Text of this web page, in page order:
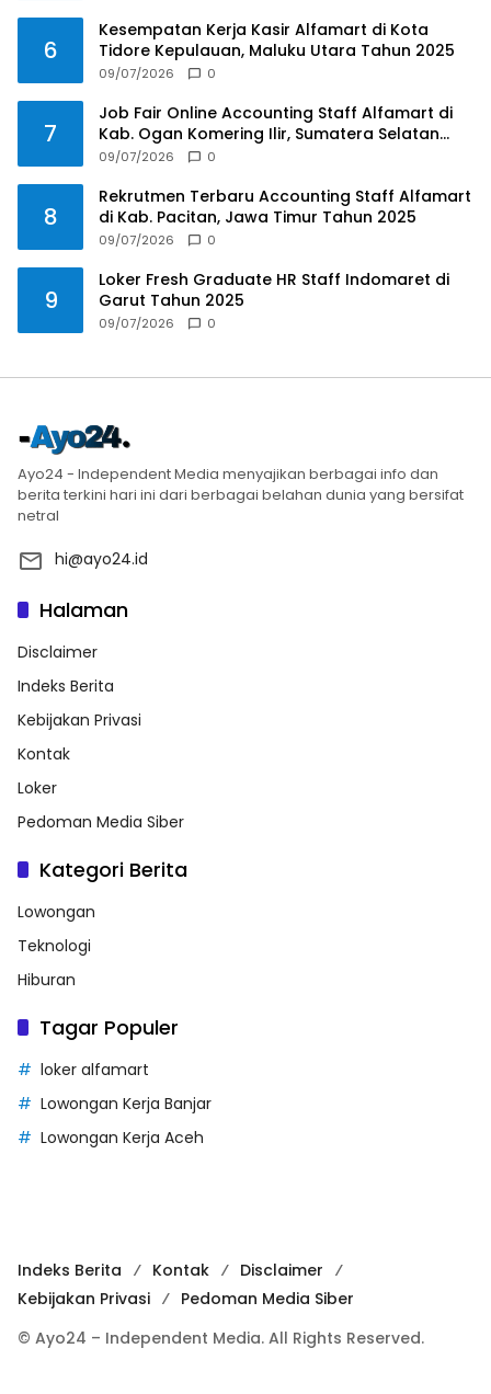
6
Kesempatan Kerja Kasir Alfamart di Kota
Tidore Kepulauan, Maluku Utara Tahun 2025
09/07/2026 0
7
Job Fair Online Accounting Staff Alfamart di
Kab. Ogan Komering Ilir, Sumatera Selatan
Tahun 2025
09/07/2026 0
8
Rekrutmen Terbaru Accounting Staff Alfamart
di Kab. Pacitan, Jawa Timur Tahun 2025
09/07/2026 0
9
Loker Fresh Graduate HR Staff Indomaret di
Garut Tahun 2025
09/07/2026 0
Ayo24 - Independent Media menyajikan berbagai info dan
berita terkini hari ini dari berbagai belahan dunia yang bersifat
netral
hi@ayo24.id
Halaman
Disclaimer
Indeks Berita
Kebijakan Privasi
Kontak
Loker
Pedoman Media Siber
Kategori Berita
Lowongan
Teknologi
Hiburan
Tagar Populer
loker alfamart
Lowongan Kerja Banjar
Lowongan Kerja Aceh
Indeks Berita Kontak
Disclaimer
Kebijakan Privasi
Pedoman Media Siber
© Ayo24 – Independent Media. All Rights Reserved.